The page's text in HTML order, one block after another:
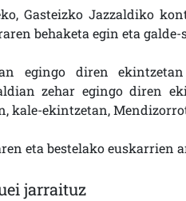
Gasteizko Jazzaldiko
behaketa egin eta galde-
egingo diren
zehar egingo diren
kale-ekintzetan,
eta bestelako euskarrien
jarraituz